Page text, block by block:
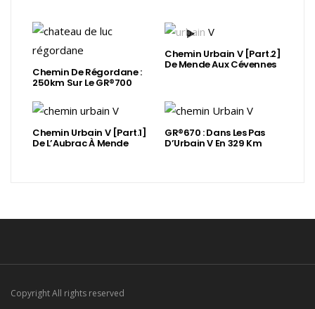
Chemin De Régordane :
250km Sur Le GR®700
Chemin Urbain V [Part.2]
De Mende Aux Cévennes
Chemin Urbain V [Part.1]
De L’Aubrac À Mende
GR®670 : Dans Les Pas
D’Urbain V En 329 Km
Copyright All rights reserved